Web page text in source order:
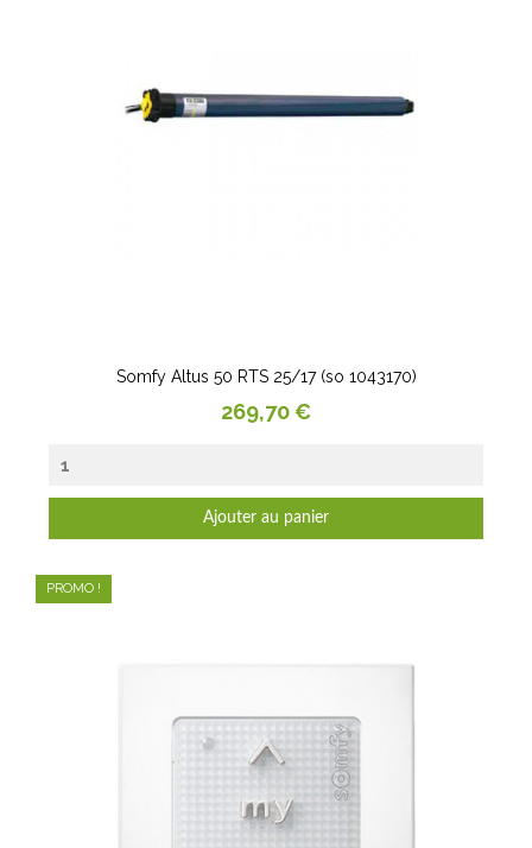
Somfy Altus 50 RTS 25/17 (so 1043170)
Prix
269,70 €
Ajouter au panier
PROMO !